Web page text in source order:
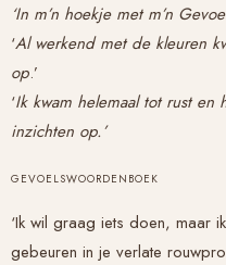
‘In m’n hoekje met m’n
‘Al werkend met de kleuren
op.’
‘Ik kwam helemaal tot rust en
inzichten op.’
GEVOELSWOORDENBOEK
‘Ik wil graag iets doen, maar
gebeuren in je verlate